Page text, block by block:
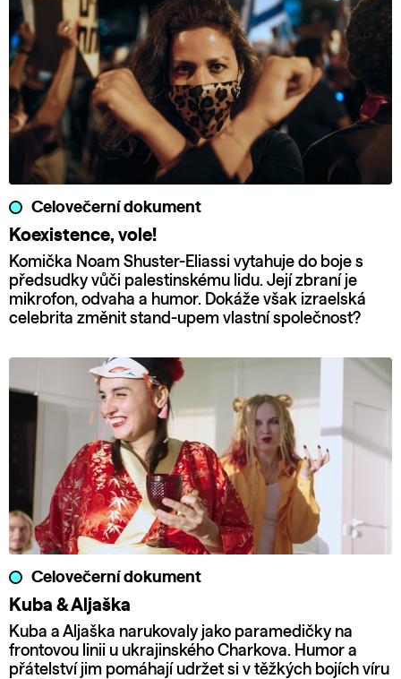
Celovečerní dokument
Koexistence, vole!
Komička Noam Shuster-Eliassi vytahuje do boje s
předsudky vůči palestinskému lidu. Její zbraní je
mikrofon, odvaha a humor. Dokáže však izraelská
celebrita změnit stand-upem vlastní společnost?
Celovečerní dokument
Kuba & Aljaška
Kuba a Aljaška narukovaly jako paramedičky na
frontovou linii u ukrajinského Charkova. Humor a
přátelství jim pomáhají udržet si v těžkých bojích víru